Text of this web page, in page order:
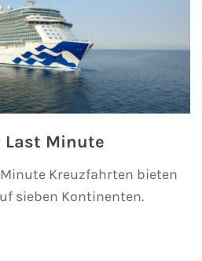
Last Minute
Kreuzfahrten bieten
sieben Kontinenten.